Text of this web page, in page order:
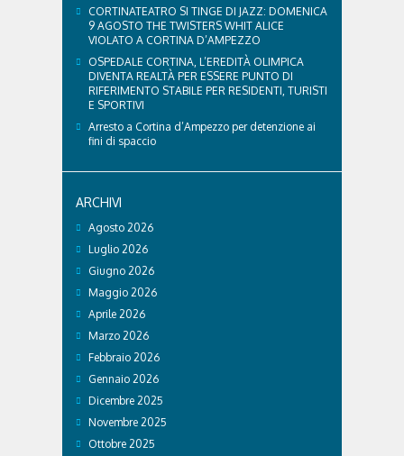
CORTINATEATRO SI TINGE DI JAZZ: DOMENICA
9 AGOSTO THE TWISTERS WHIT ALICE
VIOLATO A CORTINA D’AMPEZZO
OSPEDALE CORTINA, L’EREDITÀ OLIMPICA
DIVENTA REALTÀ PER ESSERE PUNTO DI
RIFERIMENTO STABILE PER RESIDENTI, TURISTI
E SPORTIVI
Arresto a Cortina d’Ampezzo per detenzione ai
fini di spaccio
ARCHIVI
Agosto 2026
Luglio 2026
Giugno 2026
Maggio 2026
Aprile 2026
Marzo 2026
Febbraio 2026
Gennaio 2026
Dicembre 2025
Novembre 2025
Ottobre 2025